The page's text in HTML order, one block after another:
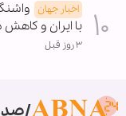
اخبار جهان
با ایران و
۳ روز قبل